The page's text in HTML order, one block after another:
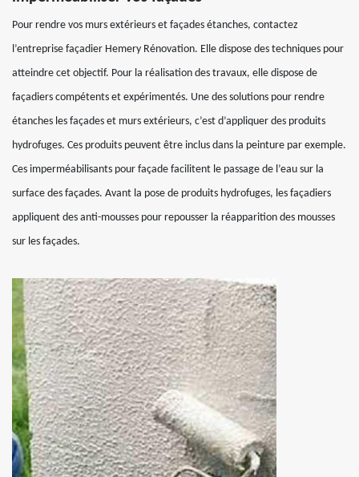
Pour rendre vos murs extérieurs et façades étanches, contactez
l’entreprise façadier Hemery Rénovation. Elle dispose des techniques pour
atteindre cet objectif. Pour la réalisation des travaux, elle dispose de
façadiers compétents et expérimentés. Une des solutions pour rendre
étanches les façades et murs extérieurs, c’est d’appliquer des produits
hydrofuges. Ces produits peuvent être inclus dans la peinture par exemple.
Ces imperméabilisants pour façade facilitent le passage de l’eau sur la
surface des façades. Avant la pose de produits hydrofuges, les façadiers
appliquent des anti-mousses pour repousser la réapparition des mousses
sur les façades.